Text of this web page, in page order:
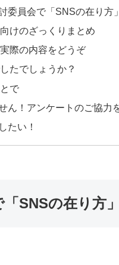
委員会で「SNSの在り方
けのざっくりまとめ
際の内容をどうぞ
たでしょうか？
で
ん！アンケートのご協力
たい！
SNSの在り方